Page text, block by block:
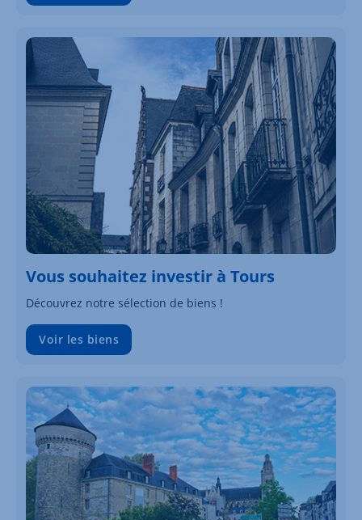
Vous souhaitez investir à Tours
Découvrez notre sélection de biens !
Voir les biens